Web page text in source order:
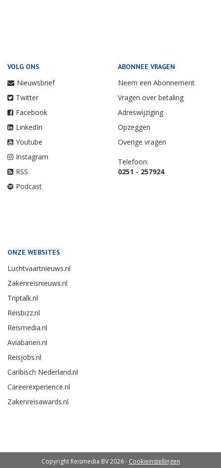
VOLG ONS
Nieuwsbrief
Twitter
Facebook
LinkedIn
Youtube
Instagram
RSS
Podcast
ABONNEE VRAGEN
Neem een Abonnement
Vragen over betaling
Adreswijziging
Opzeggen
Overige vragen
Telefoon:
0251 - 257924
ONZE WEBSITES
Luchtvaartnieuws.nl
Zakenreisnieuws.nl
Triptalk.nl
Reisbizz.nl
Reismedia.nl
Aviabanen.nl
Reisjobs.nl
Caribisch Nederland.nl
Careerexperience.nl
Zakenreisawards.nl
Copyright Reismedia BV 2026 - Cookieinstellingen